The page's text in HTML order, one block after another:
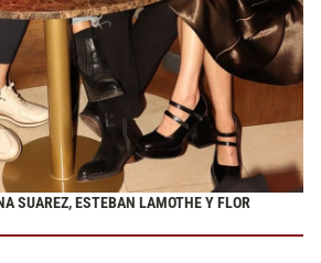
SUAREZ, ESTEBAN LAMOTHE Y FLOR